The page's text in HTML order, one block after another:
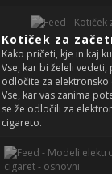
Kotiček za
Kako pričeti, kje in kaj
Vse, kar bi želeli vedeti,
odločite za elektronsko
Vse, kar vas zanima
se že odločili za
cigareto.